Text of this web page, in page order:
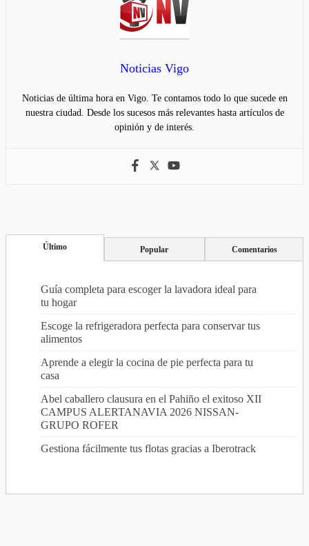
Noticias Vigo
Noticias de última hora en Vigo. Te contamos todo lo que sucede en
nuestra ciudad. Desde los sucesos más relevantes hasta artículos de
opinión y de interés.
Último Popular Comentarios
Guía completa para escoger la lavadora ideal para
tu hogar
Escoge la refrigeradora perfecta para conservar tus
alimentos
Aprende a elegir la cocina de pie perfecta para tu
casa
Abel caballero clausura en el Pahiño el exitoso XII
CAMPUS ALERTANAVIA 2026 NISSAN-
GRUPO ROFER
Gestiona fácilmente tus flotas gracias a Iberotrack